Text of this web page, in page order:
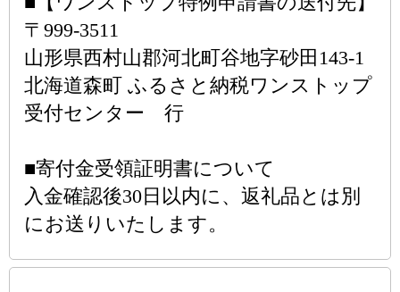
〒999-3511
山形県西村山郡河北町谷地字砂田143-1
北海道森町 ふるさと納税ワンストップ
受付センター 行
■寄付金受領証明書について
入金確認後30日以内に、返礼品とは別
にお送りいたします。